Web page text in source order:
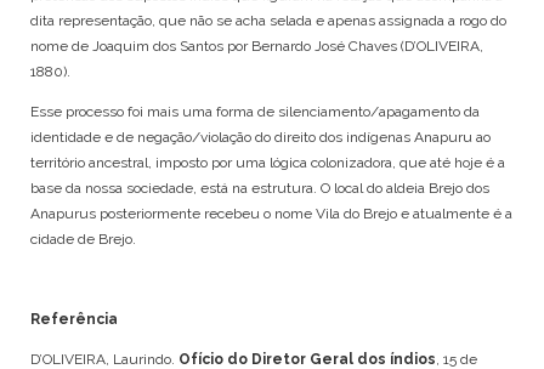
TARIANA
TEMIMINÓ
TENETEHARA
TIKUNA
TRUKÁ
TUPINAMBÁ
TUXÁ
WAPICHANA
XOKLENG
XUKURU
dita representação, que não se acha selada e apenas assignada a rogo do
nome de Joaquim dos Santos por Bernardo José Chaves (D’OLIVEIRA,
1880).
Esse processo foi mais uma forma de silenciamento/apagamento da
identidade e de negação/violação do direito dos indígenas Anapuru ao
território ancestral, imposto por uma lógica colonizadora, que até hoje é a
base da nossa sociedade, está na estrutura. O local do aldeia Brejo dos
Anapurus posteriormente recebeu o nome Vila do Brejo e atualmente é a
cidade de Brejo.
Referência
D’OLIVEIRA, Laurindo. Ofício do Diretor Geral dos índios , 15 de